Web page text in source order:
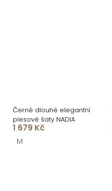
Černé dlouhé elegantní
plesové šaty NADIA
1 679 Kč
M